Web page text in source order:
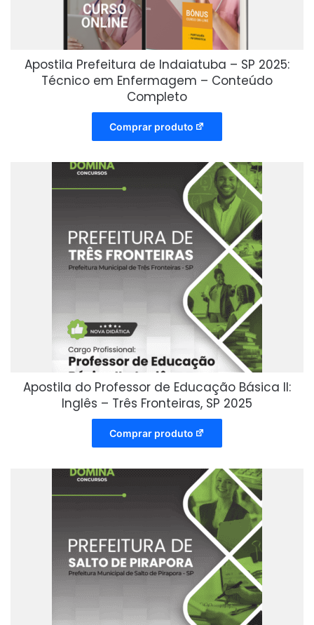
Apostila Prefeitura de Indaiatuba – SP 2025:
Técnico em Enfermagem – Conteúdo
Completo
Comprar produto
Apostila do Professor de Educação Básica II:
Inglês – Três Fronteiras, SP 2025
Comprar produto